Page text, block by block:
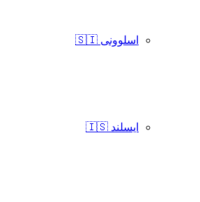
اسلوونی 🇸🇮
ایسلند 🇮🇸